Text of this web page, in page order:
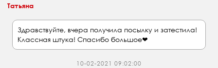
Татьяна
Здравствуйте, вчера получила посылку и затестила!
Классная штука! Спасибо большое❤
10-02-2021 09:02:00